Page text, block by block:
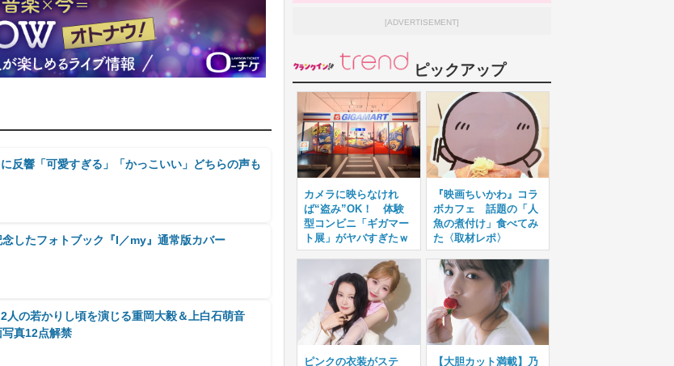
反響「可愛すぎる」「かっこいい」どちらの声も
念したフォトブック『I／my』通常版カバー
人の若かりし頃を演じる重岡大毅＆上白石萌音
真12点解禁
[ADVERTISEMENT]
ピックアップ
カメラに映らなけれ
ば“盗み”OK！ 体験
型コンビニ「ギガマー
ト展」がヤバすぎたｗ
『映画ちいかわ』コラ
ボカフェ 話題の「人
魚の煮付け」食べてみ
た〈取材レポ〉
ピンクの衣装がステ 【大胆カット満載】乃